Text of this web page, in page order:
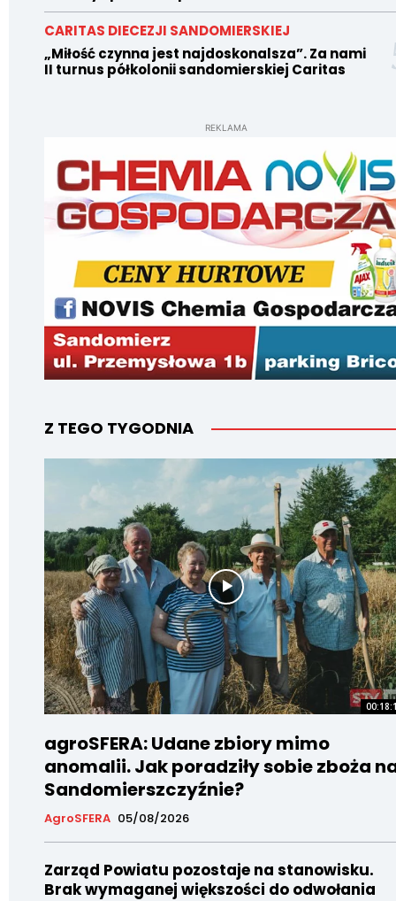
CARITAS DIECEZJI SANDOMIERSKIEJ
„Miłość czynna jest najdoskonalsza”. Za nami
II turnus półkolonii sandomierskiej Caritas
REKLAMA
Z TEGO TYGODNIA
agroSFERA: Udane zbiory mimo
anomalii. Jak poradziły sobie zboża
Sandomierszczyźnie?
AgroSFERA 05/08/2026
Zarząd Powiatu pozostaje na stanowisku.
Brak wymaganej większości do odwołania